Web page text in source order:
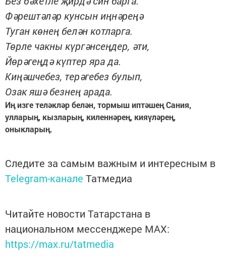
Фәрештәләр кунсын иңнәреңә
Туган көнең белән котларга.
Төрле чакны күргәнсеңдер, әти,
Йөрәгеңдә күптер яра да.
Киңәшчебез, терәгебез булып,
Озак яшә безнең арада.
Иң изге теләкләр белән, тормыш иптәшең Сания,
улларың, кызларың, киленнәрең, кияүләрең,
оныкларың.
Следите за самым важным и интересным в
Telegram-канале Татмедиа
Читайте новости Татарстана в
национальном мессенджере MАХ:
https://max.ru/tatmedia